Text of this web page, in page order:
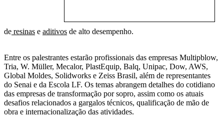
de resinas e aditivos de alto desempenho.
Entre os palestrantes estarão profissionais das empresas Multipblow,
Tria, W. Müller, Mecalor, PlastEquip, Balq, Unipac, Dow, AWS,
Global Moldes, Solidworks e Zeiss Brasil, além de representantes
do Senai e da Escola LF. Os temas abrangem detalhes do cotidiano
das empresas de transformação por sopro, assim como os atuais
desafios relacionados a gargalos técnicos, qualificação de mão de
obra e internacionalização das atividades.